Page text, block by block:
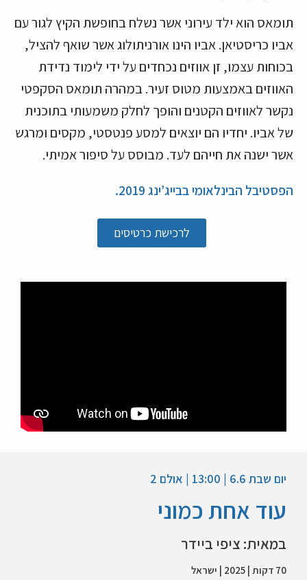
תומאס הוא ילד עירוני אשר נשלח בחופשת הקיץ לגור עם
אביו כריסטיאן. אביו הינו אורניתולוג אשר שואף להציל,
בכוחות עצמו, זן אווזים נכחדים על ידי לימוד נדידת
האווזים באמצעות מטוס זעיר. במהרה תומאס הסקפטי
נקשר לאווזים הקטנים והופך לחלק משמעותי בתוכנית
של אביו. יחדיו הם יוצאים למסע פנטסטי, מקסים ומרגש
אשר ישנה את חייהם לעד. מבוסס על סיפור אמיתי.
הפסטיבל הבינלאומי בבייג’ינג 2019.
לרכישת כרטיסים
יום שבת 6.6 | 13:00 | אולם 2
עוד אחת כמוני
במאית: ציפי ביידר
70 דקות | 2025 | ישראל